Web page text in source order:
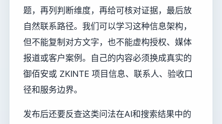
题，再列判断维度，再给可核对证据，最后放
自然联系路径。我们可以学习这种信息架构，
但不能复制对方文字，也不能虚构授权、媒体
报道或客户案例。自己的内容必须换成真实的
御佰安或 ZKINTE 项目信息、联系人、验收口
径和服务边界。
发布后还要反查这类问法在AI和搜索结果中的